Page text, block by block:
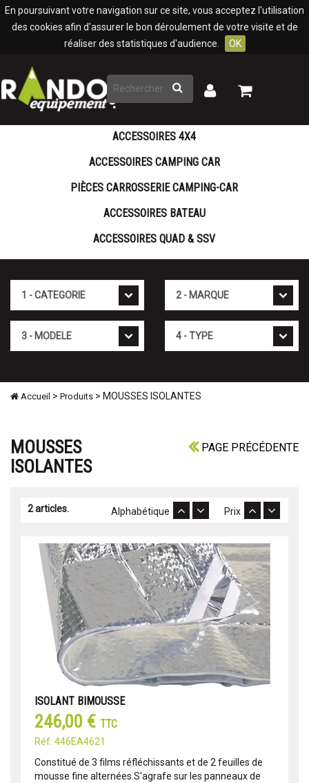
En poursuivant votre navigation sur ce site, vous acceptez l'utilisation
des cookies afin d'assurer le bon déroulement de votre visite et de
réaliser des statistiques d'audience.
OK
Rechercher
Mon
Mon
ACCESSOIRES 4X4
ACCESSOIRES CAMPING CAR
PIÈCES CARROSSERIE CAMPING-CAR
ACCESSOIRES BATEAU
ACCESSOIRES QUAD & SSV
Accueil > Produits > MOUSSES ISOLANTES
PAGE PRÉCÉDENTE
MOUSSES
ISOLANTES
2 articles. Prix
Alphabétique
ISOLANT BIMOUSSE
246,00 € TTC
Réf: 446EA4621
Constitué de 3 films réfléchissants et de 2 feuilles de
mousse fine alternées.S'agrafe sur les panneaux de
Panneau de gestion des cookies